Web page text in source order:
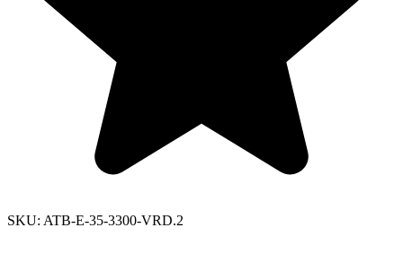
SKU: ATB-E-35-3300-VRD.2